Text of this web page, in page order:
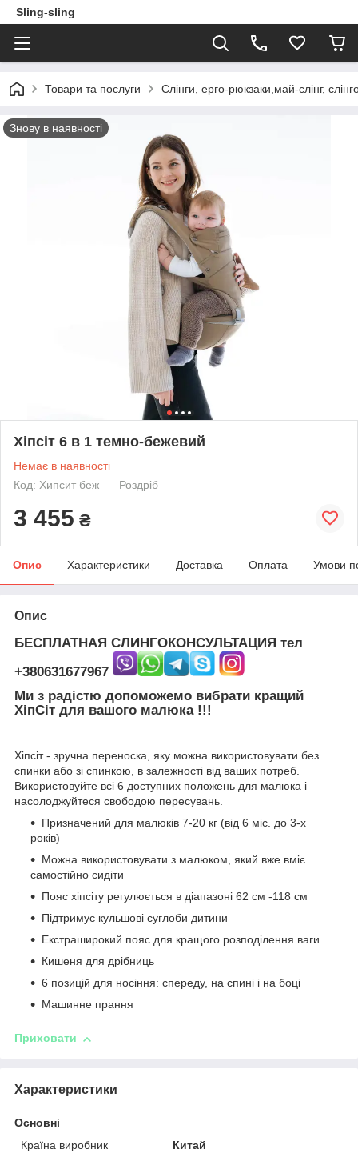
Sling-sling
Товари та послуги Слінги, ерго-рюкзаки,май-слінг,
Знову в наявності
Хіпсіт 6 в 1 темно-бежевий
Немає в наявності
Код: Хипсит беж
Роздріб
3 455 ₴
Опис Характеристики Доставка Оплата Умови
Опис
БЕСПЛАТНАЯ СЛИНГОКОНСУЛЬТАЦИЯ тел
+380631677967
Ми з радістю допоможемо вибрати кращий
ХіпСіт для вашого малюка !!!
Хіпсіт - зручна переноска, яку можна використовувати без
спинки або зі спинкою, в залежності від ваших потреб.
Використовуйте всі 6 доступних положень для малюка і
насолоджуйтеся свободою пересувань.
Призначений для малюків 7-20 кг (від 6 міс. до 3-х
років)
Можна використовувати з малюком, який вже вміє
самостійно сидіти
Пояс хіпсіту регулюється в діапазоні 62 см -118 см
Підтримує кульшові суглоби дитини
Екстраширокий пояс для кращого розподілення ваги
Кишеня для дрібниць
6 позицій для носіння: спереду, на спині і на боці
Машинне прання
Приховати
Характеристики
Основні
Країна виробник
Китай